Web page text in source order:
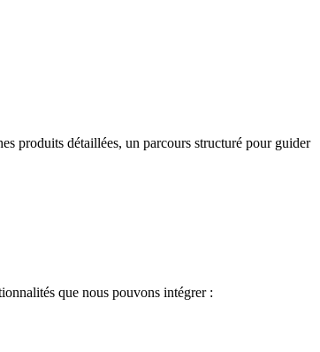
produits détaillées, un parcours structuré pour guider
que nous pouvons intégrer :